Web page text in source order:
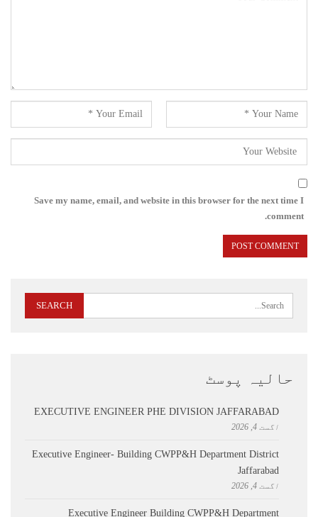
Save my name, email, and website in this browser for the next time I
comment.
حالیہ پوسٹ
EXECUTIVE ENGINEER PHE DIVISION JAFFARABAD
اگست 4, 2026
Executive Engineer- Building CWPP&H Department District
Jaffarabad
اگست 4, 2026
Executive Engineer Building CWPP&H Department